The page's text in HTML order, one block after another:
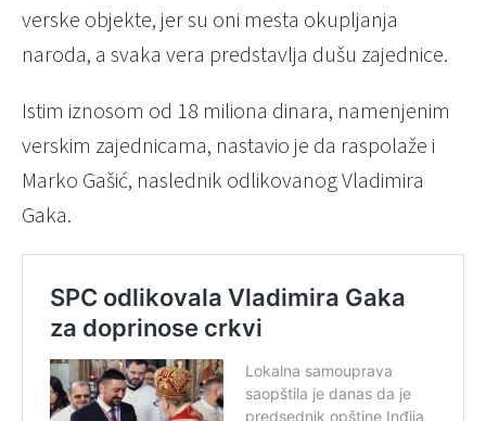
verske objekte, jer su oni mesta okupljanja
naroda, a svaka vera predstavlja dušu zajednice.
Istim iznosom od 18 miliona dinara, namenjenim
verskim zajednicama, nastavio je da raspolaže i
Marko Gašić, naslednik odlikovanog Vladimira
Gaka.